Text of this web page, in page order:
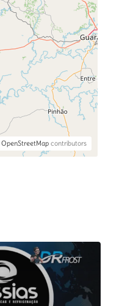
OpenStreetMapcontributors